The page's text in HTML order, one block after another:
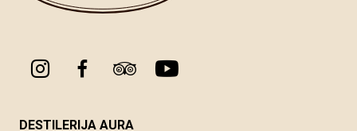
DESTILERIJA AURA